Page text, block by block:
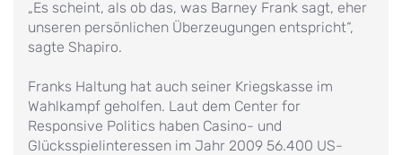
„Es scheint, als ob das, was Barney Frank sagt, eher
unseren persönlichen Überzeugungen entspricht“,
sagte Shapiro.
Franks Haltung hat auch seiner Kriegskasse im
Wahlkampf geholfen. Laut dem Center for
Responsive Politics haben Casino- und
Glücksspielinteressen im Jahr 2009 56.400 US-